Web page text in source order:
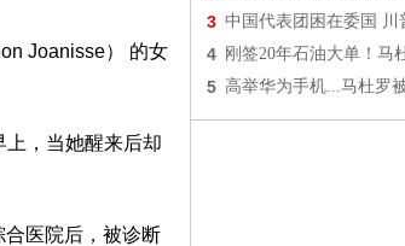
Joanisse） 的女
，当她醒来后却
医院后，被诊断
3 中国代表团困在委国 川
4 刚签20年石油大单！马
5 高举华为手机...马杜罗